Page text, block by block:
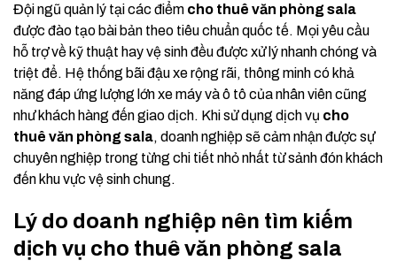
Đội ngũ quản lý tại các điểm cho thuê văn phòng sala
được đào tạo bài bản theo tiêu chuẩn quốc tế. Mọi yêu cầu
hỗ trợ về kỹ thuật hay vệ sinh đều được xử lý nhanh chóng và
triệt để. Hệ thống bãi đậu xe rộng rãi, thông minh có khả
năng đáp ứng lượng lớn xe máy và ô tô của nhân viên cũng
như khách hàng đến giao dịch. Khi sử dụng dịch vụ cho
thuê văn phòng sala, doanh nghiệp sẽ cảm nhận được sự
chuyên nghiệp trong từng chi tiết nhỏ nhất từ sảnh đón khách
đến khu vực vệ sinh chung.
Lý do doanh nghiệp nên tìm kiếm
dịch vụ cho thuê văn phòng sala